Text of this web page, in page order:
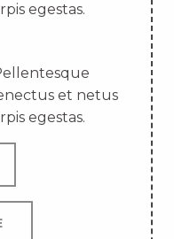
egestas.
et netus
egestas.